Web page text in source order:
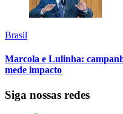
Brasil
Marcola e Lulinha:
mede impacto
Siga nossas redes